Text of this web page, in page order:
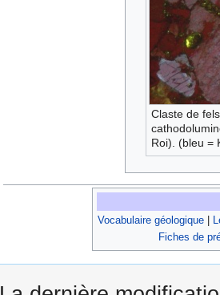
Claste de
Roi). (bleu =
Vocabulaire géologique|
Fiches de